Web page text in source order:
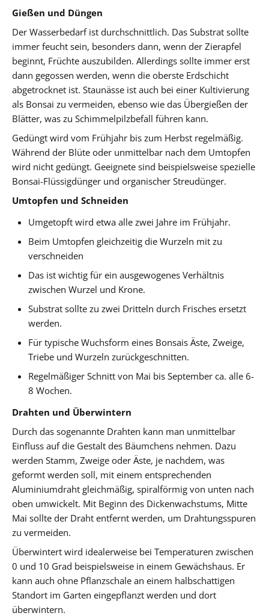
Gießen und Düngen
Der Wasserbedarf ist durchschnittlich. Das Substrat sollte
immer feucht sein, besonders dann, wenn der Zierapfel
beginnt, Früchte auszubilden. Allerdings sollte immer erst
dann gegossen werden, wenn die oberste Erdschicht
abgetrocknet ist. Staunässe ist auch bei einer Kultivierung
als Bonsai zu vermeiden, ebenso wie das Übergießen der
Blätter, was zu Schimmelpilzbefall führen kann.
Gedüngt wird vom Frühjahr bis zum Herbst regelmäßig.
Während der Blüte oder unmittelbar nach dem Umtopfen
wird nicht gedüngt. Geeignete sind beispielsweise spezielle
Bonsai-Flüssigdünger und organischer Streudünger.
Umtopfen und Schneiden
Umgetopft wird etwa alle zwei Jahre im Frühjahr.
Beim Umtopfen gleichzeitig die Wurzeln mit zu
verschneiden
Das ist wichtig für ein ausgewogenes Verhältnis
zwischen Wurzel und Krone.
Substrat sollte zu zwei Dritteln durch Frisches ersetzt
werden.
Für typische Wuchsform eines Bonsais Äste, Zweige,
Triebe und Wurzeln zurückgeschnitten.
Regelmäßiger Schnitt von Mai bis September ca. alle 6-
8 Wochen.
Drahten und Überwintern
Durch das sogenannte Drahten kann man unmittelbar
Einfluss auf die Gestalt des Bäumchens nehmen. Dazu
werden Stamm, Zweige oder Äste, je nachdem, was
geformt werden soll, mit einem entsprechenden
Aluminiumdraht gleichmäßig, spiralförmig von unten nach
oben umwickelt. Mit Beginn des Dickenwachstums, Mitte
Mai sollte der Draht entfernt werden, um Drahtungsspuren
zu vermeiden.
Überwintert wird idealerweise bei Temperaturen zwischen
0 und 10 Grad beispielsweise in einem Gewächshaus. Er
kann auch ohne Pflanzschale an einem halbschattigen
Standort im Garten eingepflanzt werden und dort
überwintern.